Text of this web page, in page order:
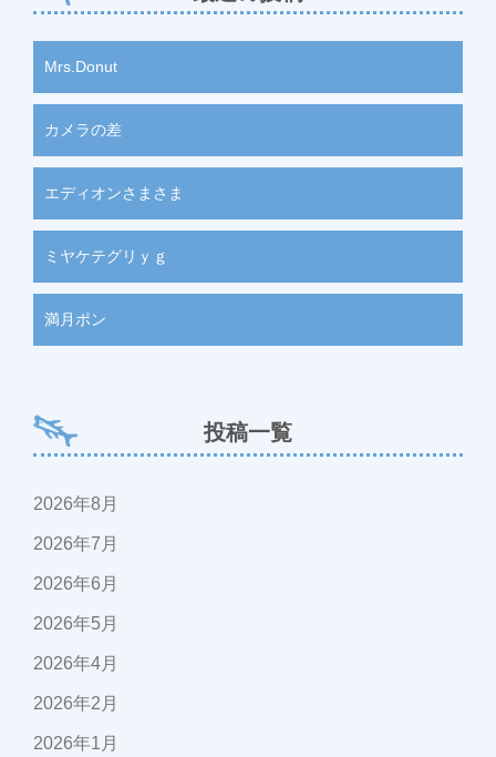
Mrs.Donut
カメラの差
エディオンさまさま
ミヤケテグリｙｇ
満月ポン
投稿一覧
2026年8月
2026年7月
2026年6月
2026年5月
2026年4月
2026年2月
2026年1月